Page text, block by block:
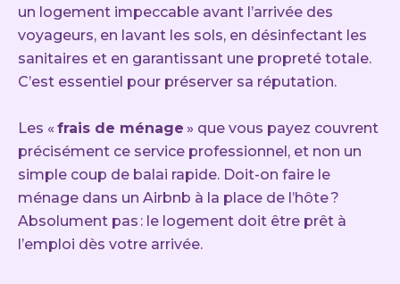
un logement impeccable avant l’arrivée des
voyageurs, en lavant les sols, en désinfectant les
sanitaires et en garantissant une propreté totale.
C’est essentiel pour préserver sa réputation.
Les «frais de ménage » que vous payez couvrent
précisément ce service professionnel, et non un
simple coup de balai rapide. Doit-on faire le
ménage dans un Airbnb à la place de l’hôte ?
Absolument pas : le logement doit être prêt à
l’emploi dès votre arrivée.